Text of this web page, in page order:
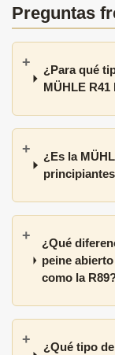
Preguntas
¿Para qué
MÜHLE
¿Es la
¿Qué
peine
como la
¿Qué tipo